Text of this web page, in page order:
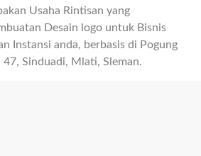
Usaha Rintisan yang
Desain logo untuk Bisnis
Instansi anda, berbasis di Pogung
47, Sinduadi, Mlati, Sleman.